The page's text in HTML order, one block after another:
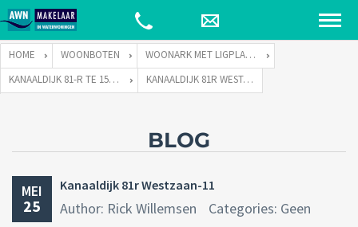
HOME WOONBOTEN
WOONARK MET LIGPLAATS
KANAALDIJK 81-R TE 1551 PH WESTZAAN
KANAALDIJK 81R WESTZAAN-11
BLOG
MEI
25
Kanaaldijk 81r Westzaan-11
Author: Rick Willemsen Categories: Geen